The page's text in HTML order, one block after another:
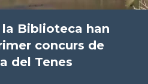
la Biblioteca han
concurs de
del Tenes